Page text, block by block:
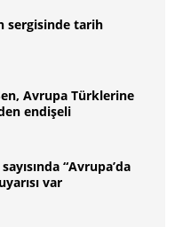
sergisinde tarih
Avrupa Türklerine
endişeli
“Avrupa’da
var